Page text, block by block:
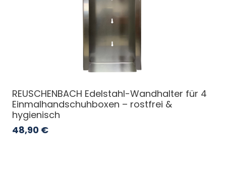
REUSCHENBACH Edelstahl-Wandhalter für 4
Einmalhandschuhboxen – rostfrei &
hygienisch
48,90 €